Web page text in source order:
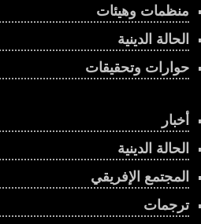
منظمات وهيئات
الحالة الدينية
حوارات وتحقيقات
أخبار
الحالة الدينية
المجتمع الإفريقي
ترجمات